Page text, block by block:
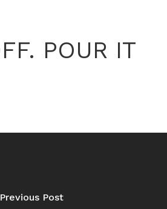
POUR IT
Previous Post